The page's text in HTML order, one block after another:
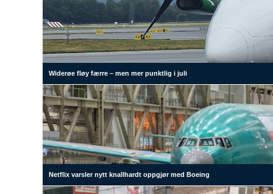
Widerøe fløy færre – men mer punktlig i juli
Netflix varsler nytt knallhardt oppgjør med Boeing